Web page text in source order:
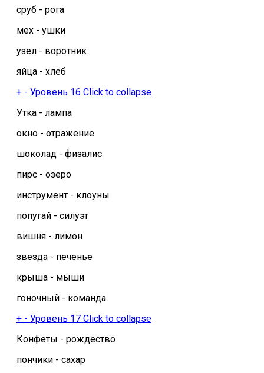
сруб - рога
мех - ушки
узел - воротник
яйца - хлеб
+ - Уровень 16 Click to collapse
Утка - лампа
окно - отражение
шоколад - физалис
пирс - озеро
инструмент - клоуны
попугай - силуэт
вишня - лимон
звезда - печенье
крыша - мыши
гоночный - команда
+ - Уровень 17 Click to collapse
Конфеты - рождество
пончики - сахар